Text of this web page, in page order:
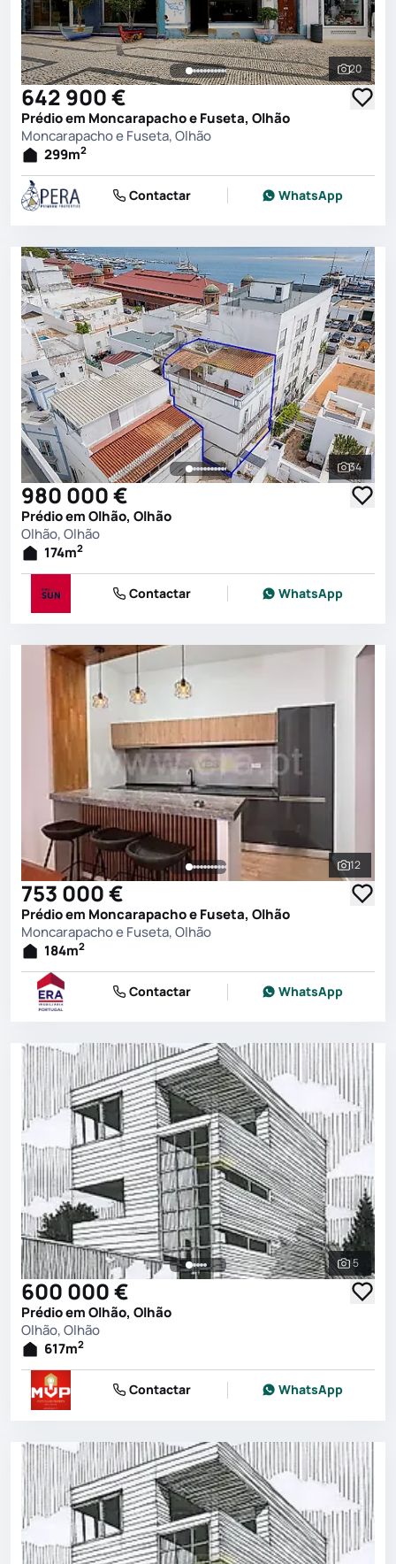
Ver
20
642 900 €
Prédio em Moncarapacho e Fuseta, Olhão
Moncarapacho e Fuseta, Olhão
299m2
Contactar WhatsApp
Ver
34
980 000 €
Prédio em Olhão, Olhão
Olhão, Olhão
174m2
Contactar WhatsApp
Ver
12
753 000 €
Prédio em Moncarapacho e Fuseta, Olhão
Moncarapacho e Fuseta, Olhão
184m2
Contactar WhatsApp
Ver
5
600 000 €
Prédio em Olhão, Olhão
Olhão, Olhão
617m2
Contactar WhatsApp